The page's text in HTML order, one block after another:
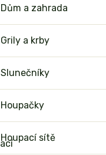
Dům a zahrada
Grily a krby
Slunečníky
Houpačky
Houpací sítě